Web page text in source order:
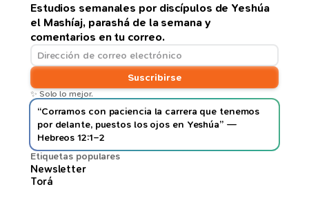
Estudios semanales por discípulos de Yeshúa
el Mashíaj, parashá de la semana y
comentarios en tu correo.
Suscribirse
✨ Solo lo mejor.
“Corramos con paciencia la carrera que tenemos
por delante, puestos los ojos en Yeshúa” —
Hebreos 12:1–2
Etiquetas populares
Newsletter
Torá